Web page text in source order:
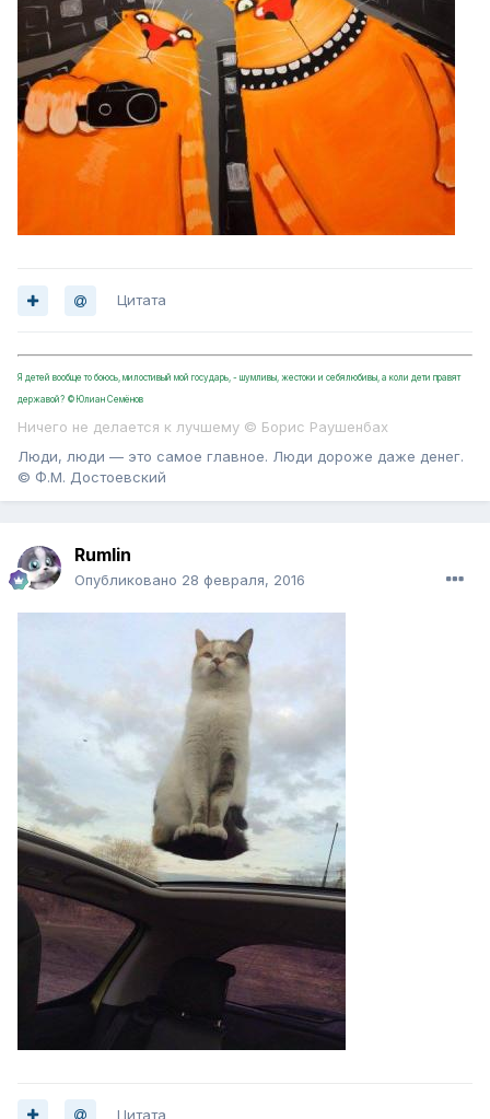
Цитата
Я детей вообще то боюсь, милостивый мой государь, - шумливы, жестоки и себялюбивы, а коли дети правят
державой? ©Юлиан Семёнов
Ничего не делается к лучшему © Борис Раушенбах
Люди, люди — это самое главное. Люди дороже даже денег.
© Ф.М. Достоевский
Rumlin
Опубликовано 28 февраля, 2016
Цитата